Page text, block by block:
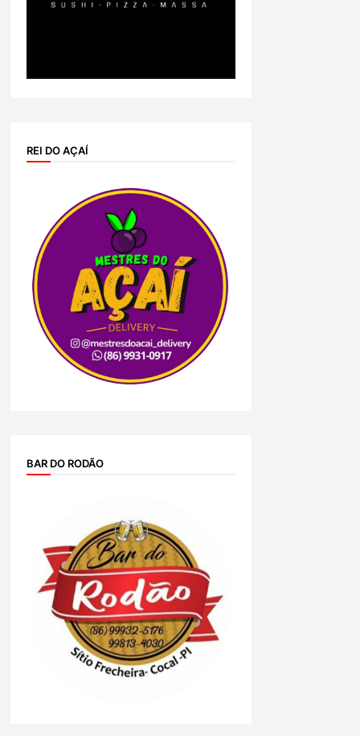
REI DO AÇAÍ
BAR DO RODÃO